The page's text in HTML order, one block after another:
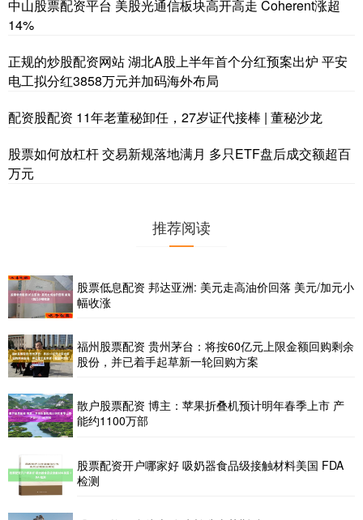
中山股票配资平台 美股光通信板块高开高走 Coherent涨超
14%
正规的炒股配资网站 湖北A股上半年首个分红预案出炉 平安
电工拟分红3858万元并加码海外布局
配资股配资 11年老董秘卸任，27岁证代接棒 | 董秘沙龙
股票如何放杠杆 交易新规落地满月 多只ETF盘后成交额超百
万元
推荐阅读
股票低息配资 邦达亚洲: 美元走高油价回落 美元/加元小
幅收涨
福州股票配资 贵州茅台：将按60亿元上限金额回购剩余
股份，并已着手起草新一轮回购方案
散户股票配资 博主：苹果折叠机预计明年春季上市 产
能约1100万部
股票配资开户哪家好 吸奶器食品级接触材料美国 FDA
检测